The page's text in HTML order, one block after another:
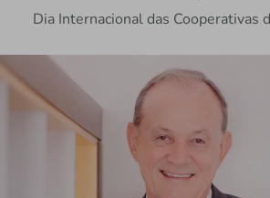
Dia Internacional das Cooperativas